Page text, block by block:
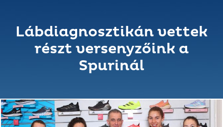
Lábdiagnosztikán vettek
részt versenyzőink a
Spurinál